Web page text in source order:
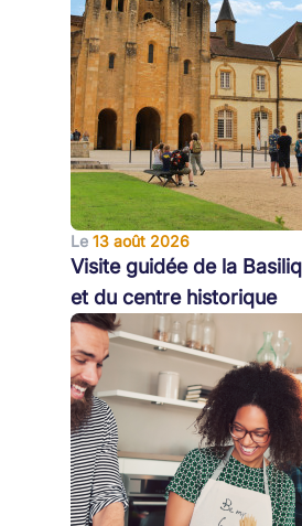
Le 13 août 2026
Visite guidée de la
et du centre historique